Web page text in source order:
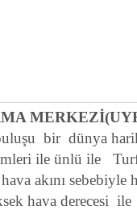
bir dünya
ile ünlü ile
akını sebebiyle
hava derecesi ile